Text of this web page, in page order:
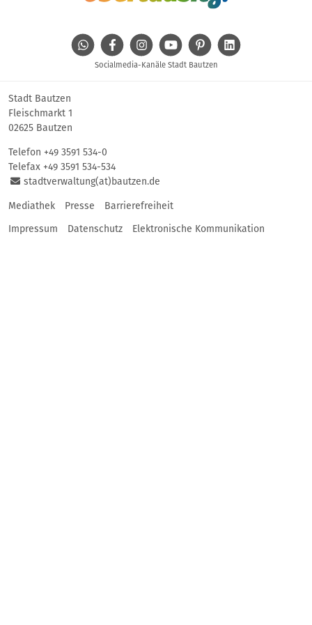
WhatsAppFacebookInstagramYoutube Pinterest
Socialmedia-Kanäle Stadt Bautzen
Stadt Bautzen
Fleischmarkt 1
02625 Bautzen
Telefon +49 3591 534-0
Telefax +49 3591 534-534
stadtverwaltung(at)bautzen.de
Mediathek Presse
Barrierefreiheit
Impressum
Datenschutz Elektronische Kommunikation